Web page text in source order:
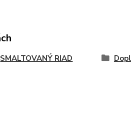
SMALTOVANÝ RIAD